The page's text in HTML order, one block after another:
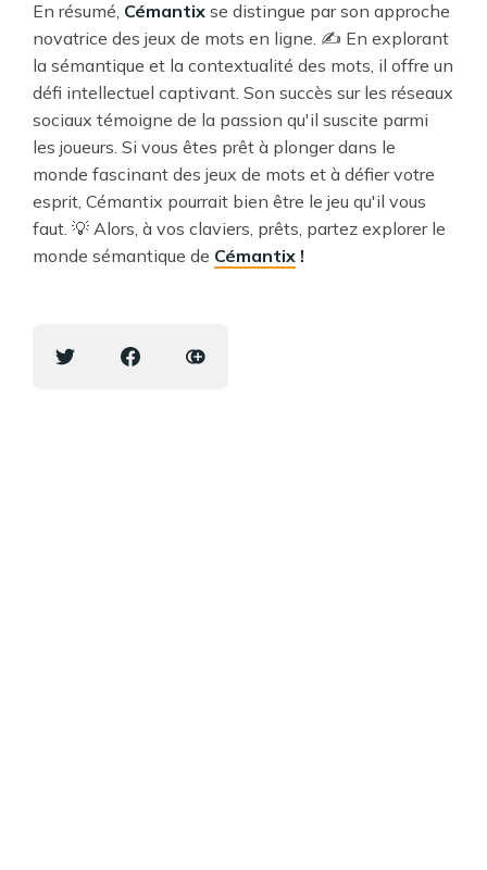
En résumé, Cémantix se distingue par son approche
novatrice des jeux de mots en ligne. ✍️ En explorant
la sémantique et la contextualité des mots, il offre un
défi intellectuel captivant. Son succès sur les réseaux
sociaux témoigne de la passion qu'il suscite parmi
les joueurs. Si vous êtes prêt à plonger dans le
monde fascinant des jeux de mots et à défier votre
esprit, Cémantix pourrait bien être le jeu qu'il vous
faut. 💡 Alors, à vos claviers, prêts, partez explorer le
monde sémantique de Cémantix !